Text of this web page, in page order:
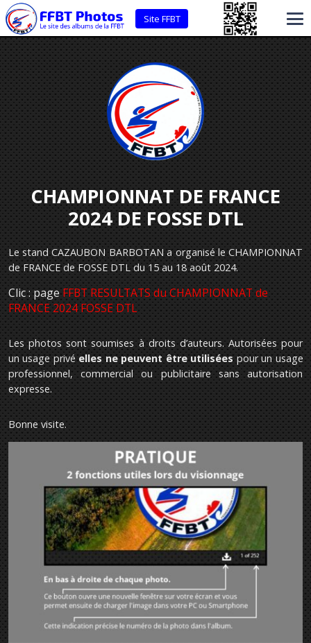
Site FFBT
CHAMPIONNAT DE FRANCE
2024 DE FOSSE DTL
Le stand CAZAUBON BARBOTAN a organisé le CHAMPIONNAT
de FRANCE de FOSSE DTL du 15 au 18 août 2024.
Clic : pageFFBT RESULTATS du CHAMPIONNAT de
FRANCE 2024 FOSSE DTL
Les photos sont soumises à droits d’auteurs. Autorisées pour
un usage privéelles ne peuvent être utiliséespour un usage
professionnel, commercial ou publicitaire sans autorisation
expresse.
Bonne visite.